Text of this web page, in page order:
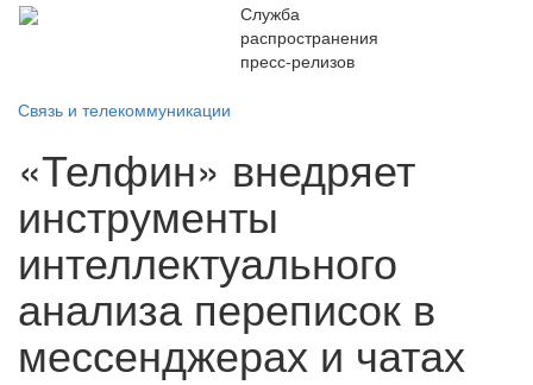
Служба
распространения
пресс-релизов
Связь и телекоммуникации
«Телфин» внедряет
инструменты
интеллектуального
анализа переписок в
мессенджерах и чатах